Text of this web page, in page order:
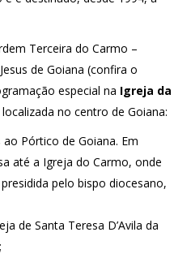
Terceira do Carmo –
de Goiana (confira o
especial na Igreja da
localizada no centro de Goiana:
Pórtico de Goiana. Em
até a Igreja do Carmo, onde
pelo bispo diocesano,
de Santa Teresa D’Avila da